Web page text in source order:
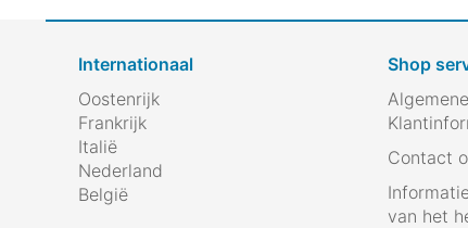
Internationaal
Oostenrijk
Frankrijk
Italië
Nederland
België
Shop
Contact
van het